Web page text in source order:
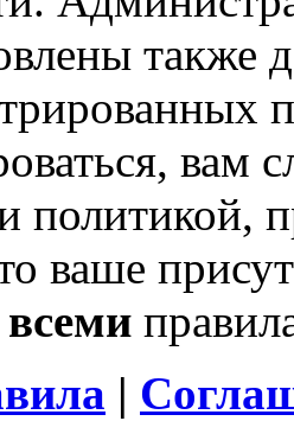
также
вам
политикой,
ваше
всеми
|